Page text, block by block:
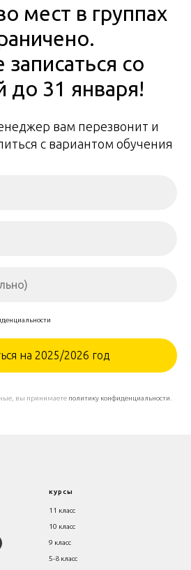
мест в группах
записаться со
до 31 января!
вам перезвонит и
с вариантом обучения
на 2025/2026 год
вы принимаете политику конфиденциальности
курсы
11 класс
10 класс
9 класс
5-8 класс